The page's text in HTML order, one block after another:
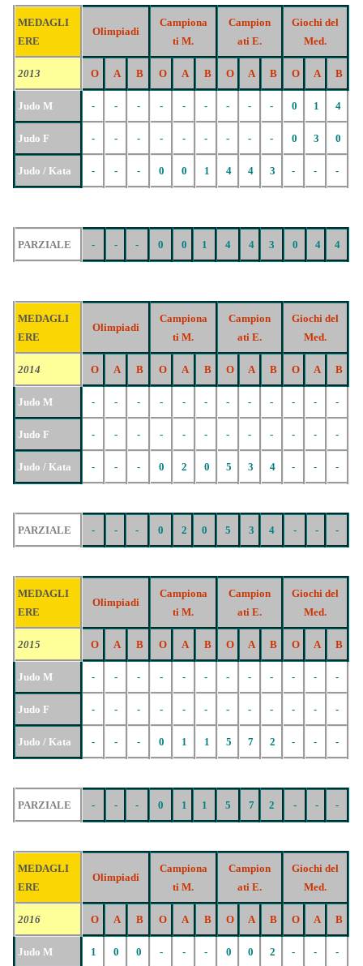
MEDAGLI
ERE
Olimpiadi
Campiona
ti M.
Campion
ati E.
Giochi del
Med.
2013 O A B O A B O A B O A B
Judo M - - - - - - - - - 0 1 4
Judo F - - - - - - - - - 0 3 0
Judo / Kata - - - 0 0 1 4 4 3 - - -
PARZIALE - - - 0 0 1 4 4 3 0 4 4
MEDAGLI
ERE
Olimpiadi
Campiona
ti M.
Campion
ati E.
Giochi del
Med.
2014 O A B O A B O A B O A B
Judo M - - - - - - - - - - - -
Judo F - - - - - - - - - - - -
Judo / Kata - - - 0 2 0 5 3 4 - - -
PARZIALE - - - 0 2 0 5 3 4 - - -
MEDAGLI
ERE
Olimpiadi
Campiona
ti M.
Campion
ati E.
Giochi del
Med.
2015 O A B O A B O A B O A B
Judo M - - - - - - - - - - - -
Judo F - - - - - - - - - - - -
Judo / Kata - - - 0 1 1 5 7 2 - - -
PARZIALE - - - 0 1 1 5 7 2 - - -
MEDAGLI
ERE
Olimpiadi
Campiona
ti M.
Campion
ati E.
Giochi del
Med.
2016 O A B O A B O A B O A B
Judo M 1 0 0 - - - 0 0 2 - - -